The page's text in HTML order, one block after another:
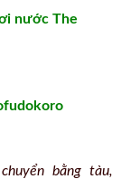
nước The
bằng tàu,